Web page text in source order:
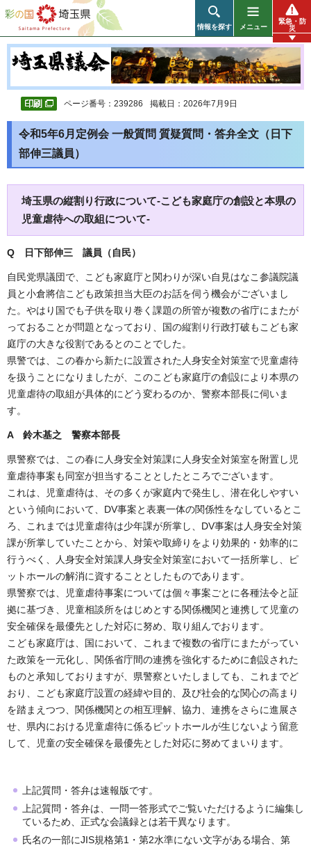
彩の国 埼玉県
情報を探す メニュー
緊急・防
災
ページ番号：239286 掲載日：2026年7月9日
令和5年6月定例会 一般質問 質疑質問・答弁全文（日下
部伸三議員）
埼玉県の縦割り行政について-こども家庭庁の創設と本県の
児童虐待への取組について-
Q 日下部伸三 議員（自民）
自民党県議団で、こども家庭庁と関わりが深い自見はなこ参議院議
員と小倉將信こども政策担当大臣のお話を伺う機会がございまし
た。やはり国でも子供を取り巻く課題の所管が複数の省庁にまたが
っておることが問題となっており、国の縦割り行政打破もこども家
庭庁の大きな役割であるとのことでした。
県警では、この春から新たに設置された人身安全対策室で児童虐待
を扱うことになりましたが、このこども家庭庁の創設により本県の
児童虐待の取組が具体的にどう変わるのか、警察本部長に伺いま
す。
A 鈴木基之 警察本部長
県警察では、この春に人身安全対策課に人身安全対策室を附置し児
童虐待事案も同室が担当することとしたところでございます。
これは、児童虐待は、その多くが家庭内で発生し、潜在化しやすい
という傾向において、DV事案と表裏一体の関係性をなしているとこ
ろ、これまでは児童虐待は少年課が所掌し、DV事案は人身安全対策
課が所掌していたことから、対策や取締りをより効果的・効率的に
行うべく、人身安全対策課人身安全対策室において一括所掌し、ピ
ットホールの解消に資することとしたものであります。
県警察では、児童虐待事案については個々事案ごとに各種法令と証
拠に基づき、児童相談所をはじめとする関係機関と連携して児童の
安全確保を最優先とした対応に努め、取り組んでおります。
こども家庭庁は、国において、これまで複数の省庁にまたがってい
た政策を一元化し、関係省庁間の連携を強化するために創設された
ものと承知しておりますが、県警察といたしましても、これまでど
おり、こども家庭庁設置の経緯や目的、及び社会的な関心の高まり
を踏まえつつ、関係機関との相互理解、協力、連携をさらに進展さ
せ、県内における児童虐待に係るピットホールが生じないよう留意
して、児童の安全確保を最優先とした対応に努めてまいります。
上記質問・答弁は速報版です。
上記質問・答弁は、一問一答形式でご覧いただけるように編集し
ているため、正式な会議録とは若干異なります。
氏名の一部にJIS規格第1・第2水準にない文字がある場合、第